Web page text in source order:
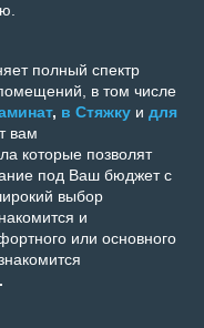
полный спектр
в том числе
, в Стяжку и для
вам
которые позволят
под Ваш бюджет с
выбор
и
или основного
.